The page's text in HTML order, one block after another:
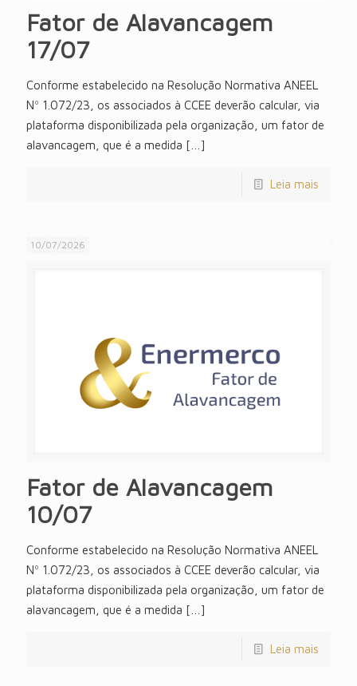
Fator de Alavancagem
17/07
Conforme estabelecido na Resolução Normativa ANEEL
Nº 1.072/23, os associados à CCEE deverão calcular, via
plataforma disponibilizada pela organização, um fator de
alavancagem, que é a medida […]
Leia mais
10/07/2026
Fator de Alavancagem
10/07
Conforme estabelecido na Resolução Normativa ANEEL
Nº 1.072/23, os associados à CCEE deverão calcular, via
plataforma disponibilizada pela organização, um fator de
alavancagem, que é a medida […]
Leia mais